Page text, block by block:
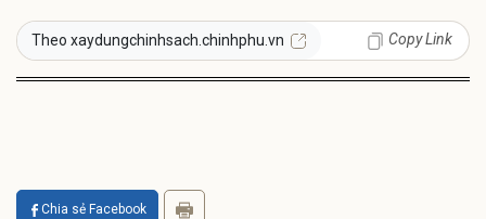
Theo xaydungchinhsach.chinhphu.vn Copy Link
Chia sẻ Facebook